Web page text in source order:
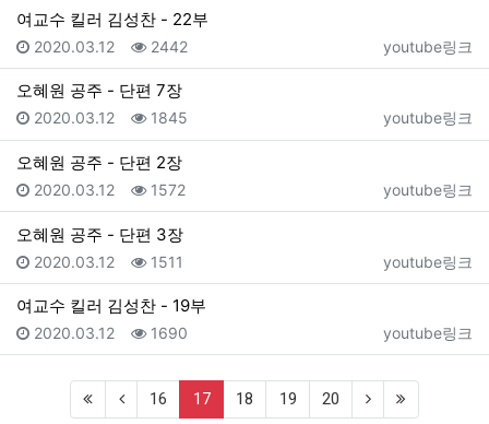
여교수 킬러 김성찬 - 22부
등록자
youtube링크
등록일
2020.03.12 조회
2442
오혜원 공주 - 단편 7장
등록자
youtube링크
등록일
2020.03.12 조회
1845
오혜원 공주 - 단편 2장
등록자
youtube링크
등록일
2020.03.12 조회
1572
오혜원 공주 - 단편 3장
등록자
youtube링크
등록일
2020.03.12 조회
1511
여교수 킬러 김성찬 - 19부
등록자
youtube링크
등록일
2020.03.12 조회
1690
16 17(current)
18 19 20